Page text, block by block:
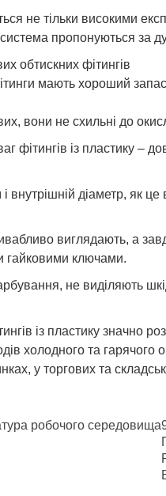
не тільки високими
пропонуються за
обтискних фітингів
мають хороший
вони не схильні до
фітингів із пластику –
внутрішній діаметр, як
виглядають, а
гайковими ключами.
не виділяють
із пластику значно
холодного та
у торгових та
робочого середовища